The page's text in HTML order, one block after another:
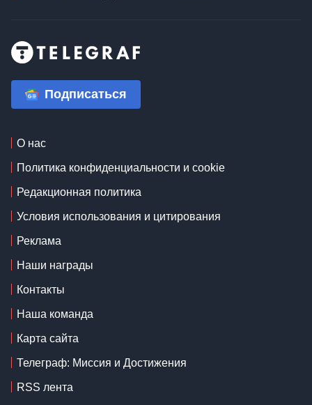
Подписаться
О нас
Политика конфиденциальности и cookie
Редакционная политика
Условия использования и цитирования
Реклама
Наши награды
Контакты
Наша команда
Карта сайта
Телеграф: Миссия и Достижения
RSS лента